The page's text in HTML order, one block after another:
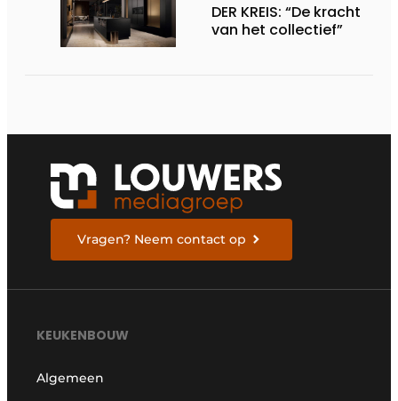
DER KREIS: “De kracht
van het collectief”
Vragen? Neem contact op
KEUKENBOUW
Algemeen